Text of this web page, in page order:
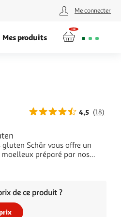
Me connecter
Mes produits
4,5 (18)
Schär vous offre un
préparé par nos
nobles soigneusement
Idéal pour
de ce produit ?